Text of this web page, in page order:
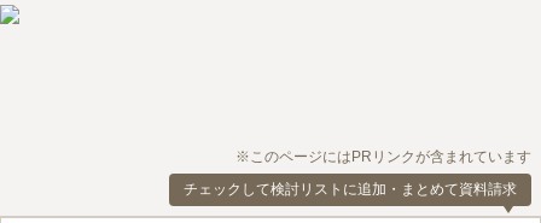
※このページにはPRリンクが含まれています
チェックして検討リストに追加・まとめて資料請求